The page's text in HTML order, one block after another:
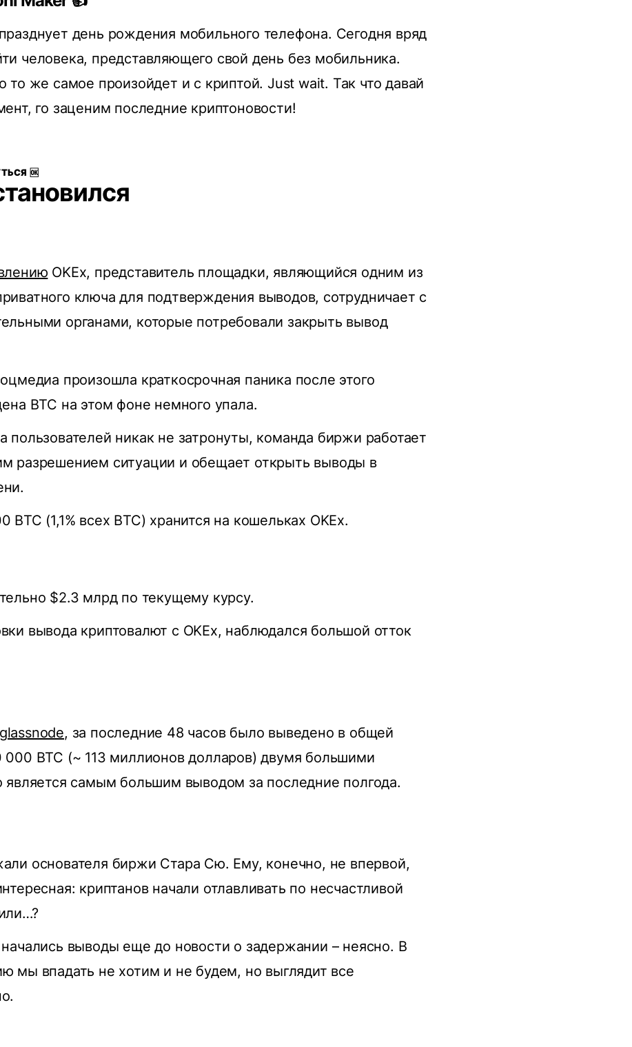
день рождения мобильного телефона. Сегодня вряд
человека, представляющего свой день без мобильника.
то же самое произойдет и с криптой. Just wait. Так что давай
го заценим последние криптоновости!
🆗
OKEx, представитель площадки, являющийся одним из
ключа для подтверждения выводов, сотрудничает с
органами, которые потребовали закрыть вывод
произошла краткосрочная паника после этого
BTC на этом фоне немного упала.
пользователей никак не затронуты, команда биржи работает
разрешением ситуации и обещает открыть выводы в
BTC (1,1% всех BTC) хранится на кошельках OKEx.
$2.3 млрд по текущему курсу.
вывода криптовалют с OKEx, наблюдался большой отток
, за последние 48 часов было выведено в общей
000 BTC (~ 113 миллионов долларов) двумя большими
является самым большим выводом за последние полгода.
основателя биржи Стара Сю. Ему, конечно, не впервой,
криптанов начали отлавливать по несчастливой
выводы еще до новости о задержании – неясно. В
мы впадать не хотим и не будем, но выглядит все